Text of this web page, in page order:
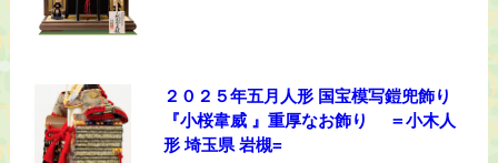
２０２５年五月人形 国宝模写鎧兜飾り
『小桜韋威 』重厚なお飾り ＝小木人
形 埼玉県 岩槻=